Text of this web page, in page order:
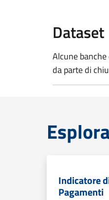
Dataset
Alcune
da parte di
Indicatore
Pagamenti